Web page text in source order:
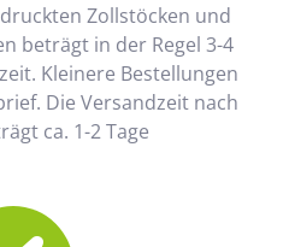
Zollstöcken und
beträgt in der Regel 3-4
Kleinere Bestellungen
Die Versandzeit nach
ca. 1-2 Tage